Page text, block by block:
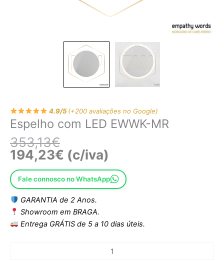
4.9/5(+200 avaliações no Google)
Espelho com LED EWWK-MR
353,13€
194,23€ (c/iva)
Fale connosco no WhatsApp
GARANTIA de 2 Anos.
Showroom em BRAGA.
Entrega GRÁTIS de 5 a 10 dias úteis.